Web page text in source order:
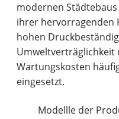
modernen
ihrer hervorragenden
hohen
Umweltverträglichkeit
Wartungskosten
eingesetzt.
Modellle der